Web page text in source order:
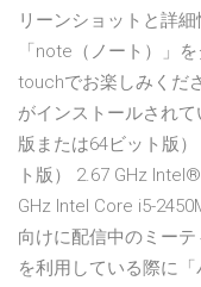
リーンショットと詳
「note（ノート）」
touchでお楽しみくだ
がインストールされ
版または64ビット版
ト版） 2.67 GHz
GHz Intel Core i5-
向けに配信中のミー
を利用している際に